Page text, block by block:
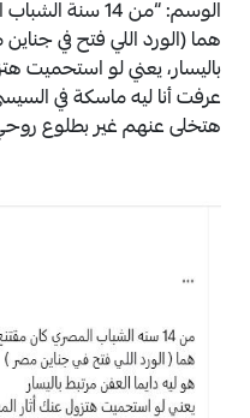
الوسم: “من 14
هما (الورد اللي فتح في
باليسار، يعني لو استحميت
عرفت أنا ليه ماسكة في
هتخلى عنهم غير بطلوع